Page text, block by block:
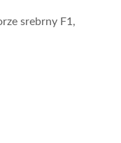
srebrny F1,